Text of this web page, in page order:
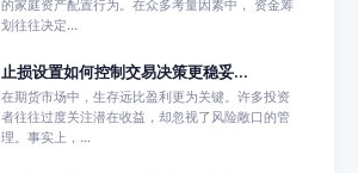
的家庭资产配置行为。在众多考量因素中， 资金筹
划往往决定...
止损设置如何控制交易决策更稳妥...
在期货市场中，生存远比盈利更为关键。许多投资
者往往过度关注潜在收益，却忽视了风险敞口的管
理。事实上，...